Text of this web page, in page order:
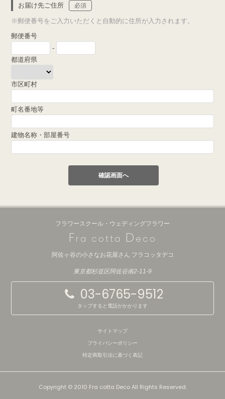
お届け先ご住所 必須
※郵便番号をご入力いただくと自動的に住所が入力されます。
郵便番号
-
都道府県
市区町村
町名番地等
建物名称・部屋番号
フラワースクール・ウェディングフラワー
Fra cotta D eco
阿佐ヶ谷の小さなお花屋さん フラコッタデコ
東京都杉並区阿佐谷南2-11-9
03-6765-9512
タップすると電話がかかります
サイトマップ
プライバシーポリシー
特定商取引法に基づく表記
Copyright © 2010 Fra cotta Deco All Rights Reserved.